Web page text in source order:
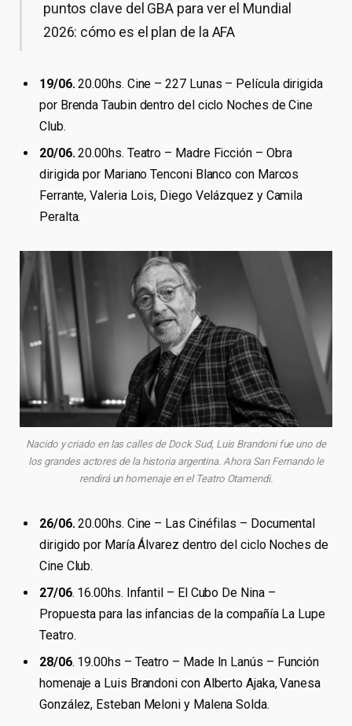
puntos clave del GBA para ver el Mundial
2026: cómo es el plan de la AFA
19/06.20.00hs. Cine – 227 Lunas – Película dirigida
por Brenda Taubin dentro del ciclo Noches de Cine
Club.
20/06.20.00hs. Teatro – Madre Ficción – Obra
dirigida por Mariano Tenconi Blanco con Marcos
Ferrante, Valeria Lois, Diego Velázquez y Camila
Peralta.
Nacido y criado en las calles de Dock Sud, Luis Brandoni fue uno de
los grandes actores de la historia argentina. Ahora San Fernando le
rendirá un homenaje en el Teatro Otamendi.
26/06.20.00hs. Cine – Las Cinéfilas – Documental
dirigido por María Álvarez dentro del ciclo Noches de
Cine Club.
27/06. 16.00hs. Infantil – El Cubo De Nina –
Propuesta para las infancias de la compañía La Lupe
Teatro.
28/06. 19.00hs – Teatro – Made In Lanús – Función
homenaje a Luis Brandoni con Alberto Ajaka, Vanesa
González, Esteban Meloni y Malena Solda.